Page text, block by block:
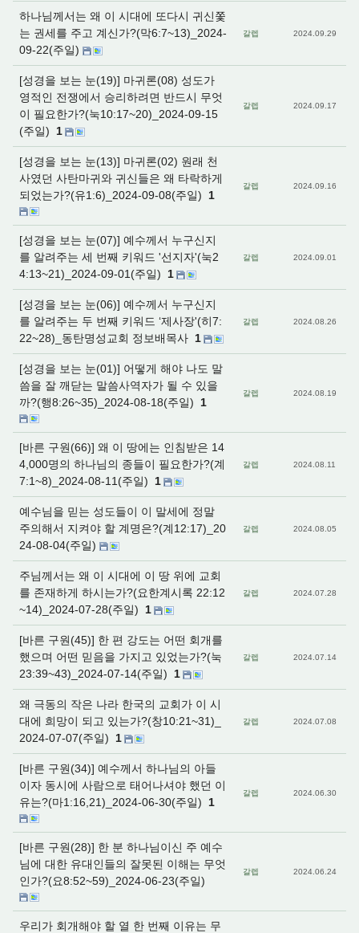
하나님께서는 왜 이 시대에 또다시 귀신쫓
는 권세를 주고 계신가?(막6:7~13)_2024-
09-22(주일)
갈렙 2024.09.29
[성경을 보는 눈(19)] 마귀론(08) 성도가
영적인 전쟁에서 승리하려면 반드시 무엇
이 필요한가?(눅10:17~20)_2024-09-15
(주일)
1
갈렙 2024.09.17
[성경을 보는 눈(13)] 마귀론(02) 원래 천
사였던 사탄마귀와 귀신들은 왜 타락하게
되었는가?(유1:6)_2024-09-08(주일)
1
갈렙 2024.09.16
[성경을 보는 눈(07)] 예수께서 누구신지
를 알려주는 세 번째 키워드 '선지자'(눅2
4:13~21)_2024-09-01(주일)
1
갈렙 2024.09.01
[성경을 보는 눈(06)] 예수께서 누구신지
를 알려주는 두 번째 키워드 ‘제사장'(히7:
22~28)_동탄명성교회 정보배목사 1
갈렙 2024.08.26
[성경을 보는 눈(01)] 어떻게 해야 나도 말
씀을 잘 깨닫는 말씀사역자가 될 수 있을
까?(행8:26~35)_2024-08-18(주일)
1
갈렙 2024.08.19
[바른 구원(66)] 왜 이 땅에는 인침받은 14
4,000명의 하나님의 종들이 필요한가?(계
7:1~8)_2024-08-11(주일)
1
갈렙 2024.08.11
예수님을 믿는 성도들이 이 말세에 정말
주의해서 지켜야 할 계명은?(계12:17)_20
24-08-04(주일)
갈렙 2024.08.05
주님께서는 왜 이 시대에 이 땅 위에 교회
를 존재하게 하시는가?(요한계시록 22:12
~14)_2024-07-28(주일)
1
갈렙 2024.07.28
[바른 구원(45)] 한 편 강도는 어떤 회개를
했으며 어떤 믿음을 가지고 있었는가?(눅
23:39~43)_2024-07-14(주일)
1
갈렙 2024.07.14
왜 극동의 작은 나라 한국의 교회가 이 시
대에 희망이 되고 있는가?(창10:21~31)_
2024-07-07(주일)
1
갈렙 2024.07.08
[바른 구원(34)] 예수께서 하나님의 아들
이자 동시에 사람으로 태어나셔야 했던 이
유는?(마1:16,21)_2024-06-30(주일)
1
갈렙 2024.06.30
[바른 구원(28)] 한 분 하나님이신 주 예수
님에 대한 유대인들의 잘못된 이해는 무엇
인가?(요8:52~59)_2024-06-23(주일)
갈렙 2024.06.24
우리가 회개해야 할 열 한 번째 이유는 무